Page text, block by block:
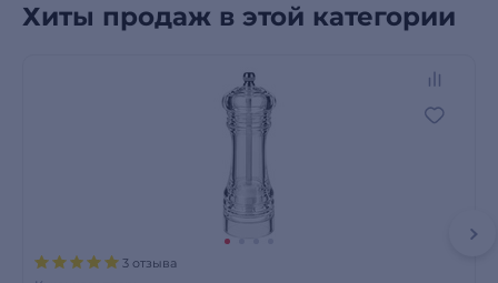
Хиты продаж в этой категории
3 отзыва